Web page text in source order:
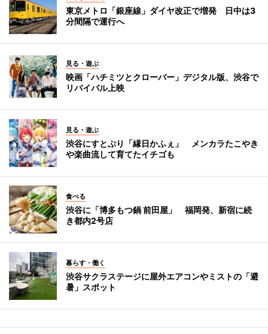
東京メトロ「銀座線」ダイヤ改正で増発 日中は3
分間隔で運行へ
見る・遊ぶ
映画「ハチミツとクローバー」デジタル版、渋谷で
リバイバル上映
見る・遊ぶ
渋谷にすとぷり「縁日かふぇ」 メンカラたこやき
や楽曲流して育てたイチゴも
食べる
渋谷に「博多もつ鍋 前田屋」 福岡発、新宿に続
き都内2号店
暮らす・働く
渋谷サクラステージに屋外エアコンやミストの「避
暑」スポット